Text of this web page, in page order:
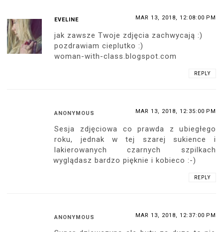
EVELINE MAR 13, 2018, 12:08:00 PM
jak zawsze Twoje zdjęcia zachwycają :)
pozdrawiam cieplutko :)
woman-with-class.blogspot.com
REPLY
ANONYMOUS MAR 13, 2018, 12:35:00 PM
Sesja zdjęciowa co prawda z ubiegłego
roku, jednak w tej szarej sukience i
lakierowanych czarnych szpilkach
wyglądasz bardzo pięknie i kobieco :-)
REPLY
ANONYMOUS MAR 13, 2018, 12:37:00 PM